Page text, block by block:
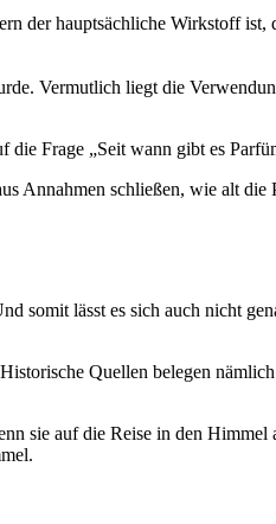
der hauptsächliche Wirkstoff
Vermutlich liegt die
Frage „Seit wann gibt es
Annahmen schließen, wie alt
somit lässt es sich auch nicht
Quellen belegen
sie auf die Reise in den